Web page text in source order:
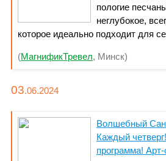
пологие
неглубокое,
которое идеально подходит для
сейчас +375 29 65-6666-1.
(МагнификТревел, Минск)
03.06.2024
Волшебный
Каждый
программа!